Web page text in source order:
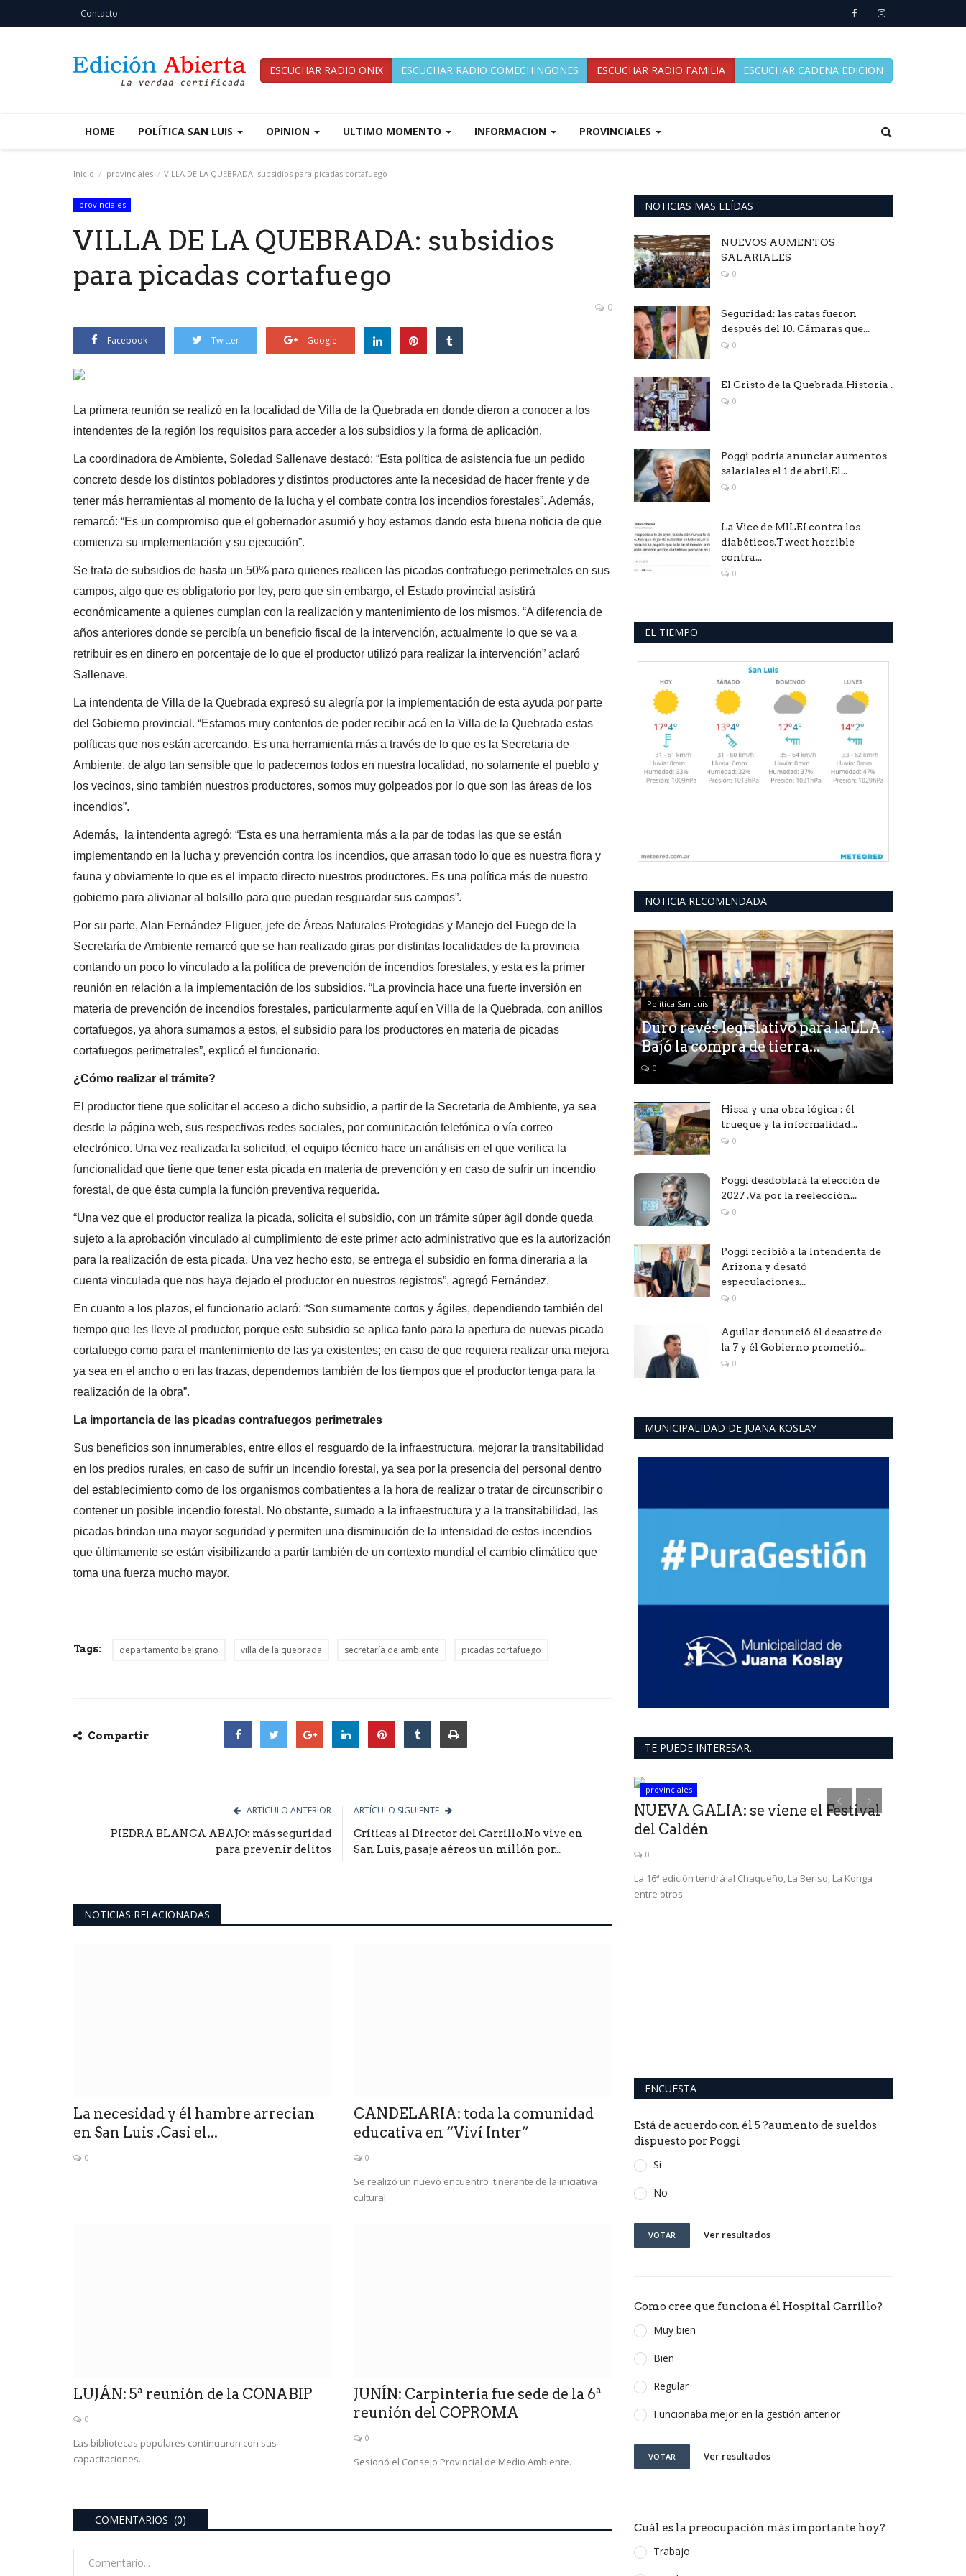
Contacto
ESCUCHAR RADIO ONIX ESCUCHAR RADIO COMECHINGONES ESCUCHAR RADIO FAMILIA ESCUCHAR CADENA EDICION
HOME POLÍTICA SAN LUIS OPINION ULTIMO MOMENTO INFORMACION PROVINCIALES
Inicio provinciales VILLA DE LA QUEBRADA: subsidios para picadas cortafuego
provinciales
VILLA DE LA QUEBRADA: subsidios
para picadas cortafuego
0
Facebook Twitter Google
La primera reunión se realizó en la localidad de Villa de la Quebrada en donde dieron a conocer a los
intendentes de la región los requisitos para acceder a los subsidios y la forma de aplicación.
La coordinadora de Ambiente, Soledad Sallenave destacó: “Esta política de asistencia fue un pedido
concreto desde los distintos pobladores y distintos productores ante la necesidad de hacer frente y de
tener más herramientas al momento de la lucha y el combate contra los incendios forestales”. Además,
remarcó: “Es un compromiso que el gobernador asumió y hoy estamos dando esta buena noticia de que
comienza su implementación y su ejecución”.
Se trata de subsidios de hasta un 50% para quienes realicen las picadas contrafuego perimetrales en sus
campos, algo que es obligatorio por ley, pero que sin embargo, el Estado provincial asistirá
económicamente a quienes cumplan con la realización y mantenimiento de los mismos. “A diferencia de
años anteriores donde se percibía un beneficio fiscal de la intervención, actualmente lo que se va a
retribuir es en dinero en porcentaje de lo que el productor utilizó para realizar la intervención” aclaró
Sallenave.
La intendenta de Villa de la Quebrada expresó su alegría por la implementación de esta ayuda por parte
del Gobierno provincial. “Estamos muy contentos de poder recibir acá en la Villa de la Quebrada estas
políticas que nos están acercando. Es una herramienta más a través de lo que es la Secretaria de
Ambiente, de algo tan sensible que lo padecemos todos en nuestra localidad, no solamente el pueblo y
los vecinos, sino también nuestros productores, somos muy golpeados por lo que son las áreas de los
incendios”.
Además, la intendenta agregó: “Esta es una herramienta más a la par de todas las que se están
implementando en la lucha y prevención contra los incendios, que arrasan todo lo que es nuestra flora y
fauna y obviamente lo que es el impacto directo nuestros productores. Es una política más de nuestro
gobierno para alivianar al bolsillo para que puedan resguardar sus campos”.
Por su parte, Alan Fernández Fliguer, jefe de Áreas Naturales Protegidas y Manejo del Fuego de la
Secretaría de Ambiente remarcó que se han realizado giras por distintas localidades de la provincia
contando un poco lo vinculado a la política de prevención de incendios forestales, y esta es la primer
reunión en relación a la implementación de los subsidios. “La provincia hace una fuerte inversión en
materia de prevención de incendios forestales, particularmente aquí en Villa de la Quebrada, con anillos
cortafuegos, ya ahora sumamos a estos, el subsidio para los productores en materia de picadas
cortafuegos perimetrales”, explicó el funcionario.
¿Cómo realizar el trámite?
El productor tiene que solicitar el acceso a dicho subsidio, a partir de la Secretaria de Ambiente, ya sea
desde la página web, sus respectivas redes sociales, por comunicación telefónica o vía correo
electrónico. Una vez realizada la solicitud, el equipo técnico hace un análisis en el que verifica la
funcionalidad que tiene que tener esta picada en materia de prevención y en caso de sufrir un incendio
forestal, de que ésta cumpla la función preventiva requerida.
“Una vez que el productor realiza la picada, solicita el subsidio, con un trámite súper ágil donde queda
sujeto a la aprobación vinculado al cumplimiento de este primer acto administrativo que es la autorización
para la realización de esta picada. Una vez hecho esto, se entrega el subsidio en forma dineraria a la
cuenta vinculada que nos haya dejado el productor en nuestros registros”, agregó Fernández.
En cuanto a los plazos, el funcionario aclaró: “Son sumamente cortos y ágiles, dependiendo también del
tiempo que les lleve al productor, porque este subsidio se aplica tanto para la apertura de nuevas picada
cortafuego como para el mantenimiento de las ya existentes; en caso de que requiera realizar una mejora
ya sea en el ancho o en las trazas, dependemos también de los tiempos que el productor tenga para la
realización de la obra”.
La importancia de las picadas contrafuegos perimetrales
Sus beneficios son innumerables, entre ellos el resguardo de la infraestructura, mejorar la transitabilidad
en los predios rurales, en caso de sufrir un incendio forestal, ya sea por la presencia del personal dentro
del establecimiento como de los organismos combatientes a la hora de realizar o tratar de circunscribir o
contener un posible incendio forestal. No obstante, sumado a la infraestructura y a la transitabilidad, las
picadas brindan una mayor seguridad y permiten una disminución de la intensidad de estos incendios
que últimamente se están visibilizando a partir también de un contexto mundial el cambio climático que
toma una fuerza mucho mayor.
Tags: departamento belgrano villa de la quebrada secretaría de ambiente picadas cortafuego
Compartir
ARTÍCULO ANTERIOR
PIEDRA BLANCA ABAJO: más seguridad
para prevenir delitos
ARTÍCULO SIGUIENTE
Críticas al Director del Carrillo.No vive en
San Luis, pasaje aéreos un millón por...
NOTICIAS RELACIONADAS
La necesidad y él hambre arrecian
en San Luis .Casi el...
0
CANDELARIA: toda la comunidad
educativa en “Viví Inter”
0
Se realizó un nuevo encuentro itinerante de la iniciativa
cultural
LUJÁN: 5ª reunión de la CONABIP
0
Las bibliotecas populares continuaron con sus
capacitaciones.
JUNÍN: Carpintería fue sede de la 6ª
reunión del COPROMA
0
Sesionó el Consejo Provincial de Medio Ambiente.
COMENTARIOS (0)
NOTICIAS MAS LEÍDAS
NUEVOS AUMENTOS
SALARIALES
0
Seguridad: las ratas fueron
después del 10. Cámaras que...
0
El Cristo de la Quebrada.Historia .
0
Poggi podría anunciar aumentos
salariales el 1 de abril.El...
0
La Vice de MILEI contra los
diabéticos.Tweet horrible
contra...
0
EL TIEMPO
NOTICIA RECOMENDADA
Política San Luis
Duro revés legislativo para la LLA.
Bajó la compra de tierra...
0
Hissa y una obra lógica : él
trueque y la informalidad...
0
Poggi desdoblará la elección de
2027 .Va por la reelección...
0
Poggi recibió a la Intendenta de
Arizona y desató
especulaciones...
0
Aguilar denunció él desastre de
la 7 y él Gobierno prometió...
0
MUNICIPALIDAD DE JUANA KOSLAY
TE PUEDE INTERESAR..
CORONAVIRUS: LOS CASOS SE
TRIPLICARON EN MENOS DE 7
última semana. El Ministerio...
provinciales
NUEVA GALIA: se viene el Festival
del Caldén
0
La 16ª edición tendrá al Chaqueño, La Beriso, La Konga
entre otros.
ENCUESTA
Está de acuerdo con él 5 ?aumento de sueldos
dispuesto por Poggi
Si
No
VOTAR Ver resultados
Como cree que funciona él Hospital Carrillo?
Muy bien
Bien
Regular
Funcionaba mejor en la gestión anterior
VOTAR Ver resultados
Cuál es la preocupación más importante hoy?
Trabajo